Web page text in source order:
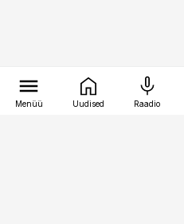
Menüü Uudised Raadio